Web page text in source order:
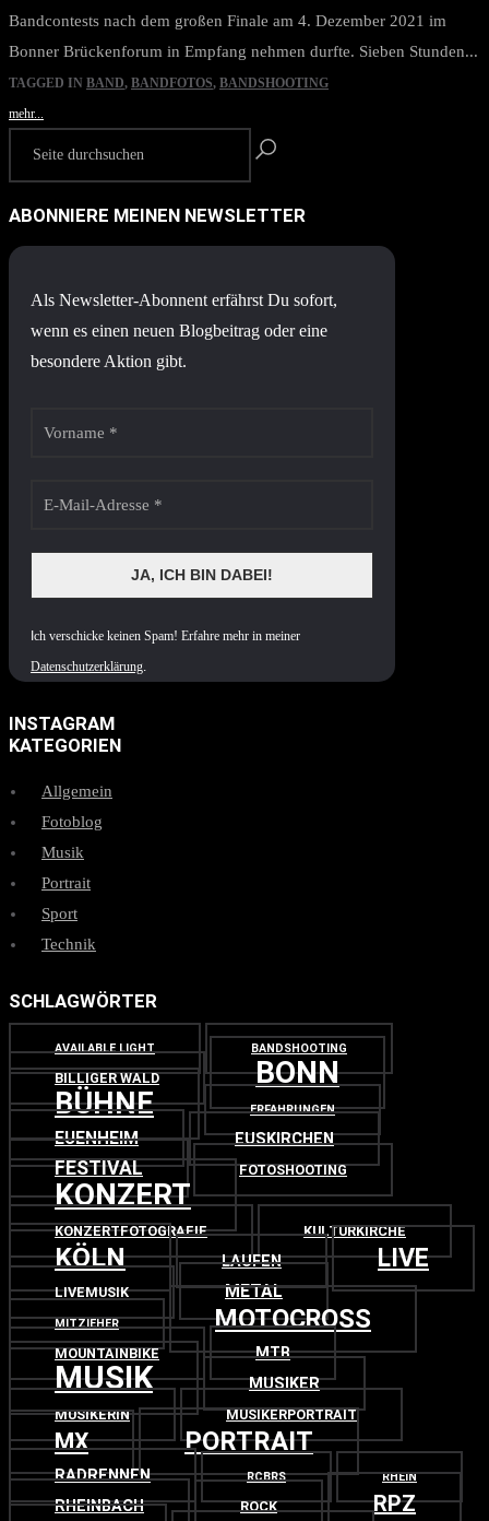
Bandcontests nach dem großen Finale am 4. Dezember 2021 im
Bonner Brückenforum in Empfang nehmen durfte. Sieben Stunden...
TAGGED IN BAND, BANDFOTOS, BANDSHOOTING
mehr...
ABONNIERE MEINEN NEWSLETTER
Als Newsletter-Abonnent erfährst Du sofort,
wenn es einen neuen Blogbeitrag oder eine
besondere Aktion gibt.
ch verschicke keinen Spam! Erfahre mehr in meiner
Datenschutzerklärung.
INSTAGRAM
KATEGORIEN
Allgemein
Fotoblog
Musik
Portrait
Sport
Technik
SCHLAGWÖRTER
AVAILABLE LIGHT BANDSHOOTING
BILLIGER WALD BONN
BÜHNE ERFAHRUNGEN
EUENHEIM EUSKIRCHEN
FESTIVAL FOTOSHOOTING
KONZERT
KONZERTFOTOGRAFIE KULTURKIRCHE
KÖLN LAUFEN LIVE
LIVEMUSIK METAL
MITZIEHER MOTOCROSS
MOUNTAINBIKE MTB
MUSIK MUSIKER
MUSIKERIN MUSIKERPORTRAIT
MX PORTRAIT
RADRENNEN RCBRS RHEIN
RHEINBACH ROCK RPZ